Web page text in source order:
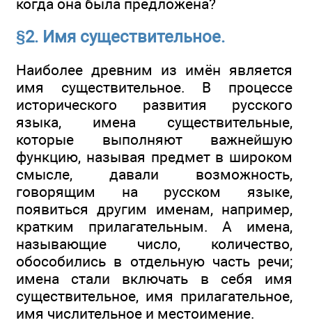
когда она была предложена?
§2. Имя существительное.
Наиболее древним из имён является
имя существительное. В процессе
исторического развития русского
языка, имена существительные,
которые выполняют важнейшую
функцию, называя предмет в широком
смысле, давали возможность,
говорящим на русском языке,
появиться другим именам, например,
кратким прилагательным. А имена,
называющие число, количество,
обособились в отдельную часть речи;
имена стали включать в себя имя
существительное, имя прилагательное,
имя числительное и местоимение.